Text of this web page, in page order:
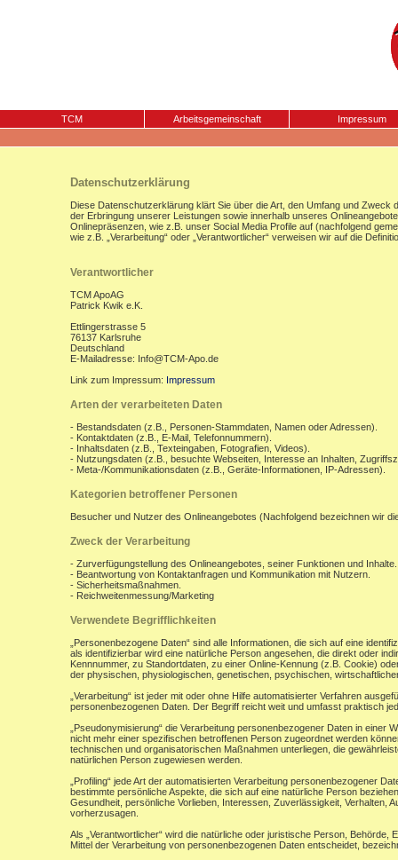
TCM Arbeitsgemeinschaft Impressum
Datenschutzerklärung
Diese Datenschutzerklärung klärt Sie über die Art, den Umfang und
der Erbringung unserer Leistungen sowie innerhalb unseres
Onlinepräsenzen, wie z.B. unser Social Media Profile auf (nachfolgend
wie z.B. „Verarbeitung“ oder „Verantwortlicher“ verweisen wir auf die
Verantwortlicher
TCM ApoAG
Patrick Kwik e.K.
Ettlingerstrasse 5
76137 Karlsruhe
Deutschland
E-Mailadresse: Info@TCM-Apo.de
Link zum Impressum: Impressum
Arten der verarbeiteten Daten
- Bestandsdaten (z.B., Personen-Stammdaten, Namen oder Adressen).
- Kontaktdaten (z.B., E-Mail, Telefonnummern).
- Inhaltsdaten (z.B., Texteingaben, Fotografien, Videos).
- Nutzungsdaten (z.B., besuchte Webseiten, Interesse an Inhalten,
- Meta-/Kommunikationsdaten (z.B., Geräte-Informationen, IP-Adressen).
Kategorien betroffener Personen
Besucher und Nutzer des Onlineangebotes (Nachfolgend bezeichnen wir
Zweck der Verarbeitung
- Zurverfügungstellung des Onlineangebotes, seiner Funktionen und Inhalte.
- Beantwortung von Kontaktanfragen und Kommunikation mit Nutzern.
- Sicherheitsmaßnahmen.
- Reichweitenmessung/Marketing
Verwendete Begrifflichkeiten
„Personenbezogene Daten“ sind alle Informationen, die sich auf eine
als identifizierbar wird eine natürliche Person angesehen, die direkt oder
Kennnummer, zu Standortdaten, zu einer Online-Kennung (z.B. Cookie)
der physischen, physiologischen, genetischen, psychischen,
„Verarbeitung“ ist jeder mit oder ohne Hilfe automatisierter Verfahren
personenbezogenen Daten. Der Begriff reicht weit und umfasst praktisch
„Pseudonymisierung“ die Verarbeitung personenbezogener Daten in
nicht mehr einer spezifischen betroffenen Person zugeordnet werden
technischen und organisatorischen Maßnahmen unterliegen, die
natürlichen Person zugewiesen werden.
„Profiling“ jede Art der automatisierten Verarbeitung personenbezogener
bestimmte persönliche Aspekte, die sich auf eine natürliche Person
Gesundheit, persönliche Vorlieben, Interessen, Zuverlässigkeit, Verhalten,
vorherzusagen.
Als „Verantwortlicher“ wird die natürliche oder juristische Person,
Mittel der Verarbeitung von personenbezogenen Daten entscheidet,